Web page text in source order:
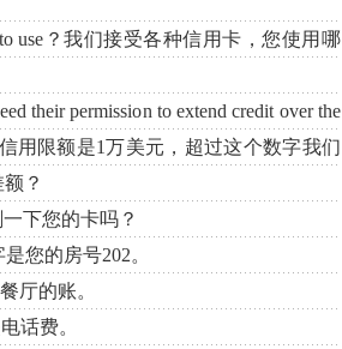
to use？我们接受各种信用卡，您使用哪
their permission to extend credit over the
信用限额是1万美元，超过这个数字我们
？
一下您的卡吗？
您的房号202。
厅的账。
话费。